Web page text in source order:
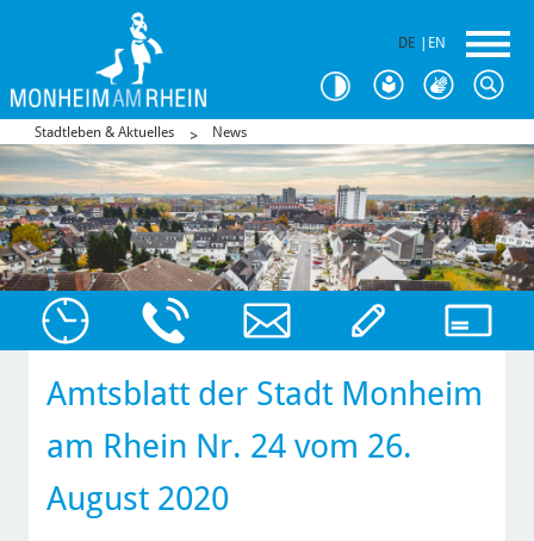
DE EN
Stadtleben & Aktuelles News
Amtsblatt der Stadt Monheim
am Rhein Nr. 24 vom 26.
August 2020